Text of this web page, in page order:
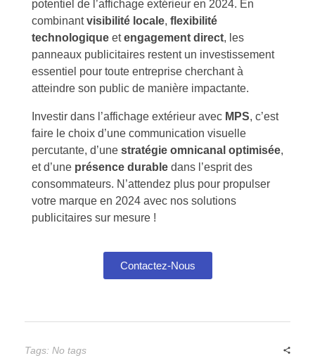
potentiel de l’affichage extérieur en 2024. En
combinantvisibilité locale, flexibilité
technologique etengagement direct, les
panneaux publicitaires restent un investissement
essentiel pour toute entreprise cherchant à
atteindre son public de manière impactante.
Investir dans l’affichage extérieur avec MPS, c’est
faire le choix d’une communication visuelle
percutante, d’une stratégie omnicanal optimisée,
et d’une présence durable dans l’esprit des
consommateurs. N’attendez plus pour propulser
votre marque en 2024 avec nos solutions
publicitaires sur mesure !
Contactez-Nous
Tags: No tags